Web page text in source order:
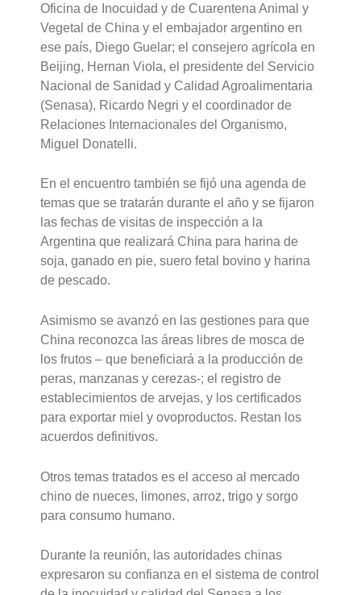
Oficina de Inocuidad y de Cuarentena Animal y
Vegetal de China y el embajador argentino en
ese país, Diego Guelar; el consejero agrícola en
Beijing, Hernan Viola, el presidente del Servicio
Nacional de Sanidad y Calidad Agroalimentaria
(Senasa), Ricardo Negri y el coordinador de
Relaciones Internacionales del Organismo,
Miguel Donatelli.
En el encuentro también se fijó una agenda de
temas que se tratarán durante el año y se fijaron
las fechas de visitas de inspección a la
Argentina que realizará China para harina de
soja, ganado en pie, suero fetal bovino y harina
de pescado.
Asimismo se avanzó en las gestiones para que
China reconozca las áreas libres de mosca de
los frutos – que beneficiará a la producción de
peras, manzanas y cerezas-; el registro de
establecimientos de arvejas, y los certificados
para exportar miel y ovoproductos. Restan los
acuerdos definitivos.
Otros temas tratados es el acceso al mercado
chino de nueces, limones, arroz, trigo y sorgo
para consumo humano.
Durante la reunión, las autoridades chinas
expresaron su confianza en el sistema de control